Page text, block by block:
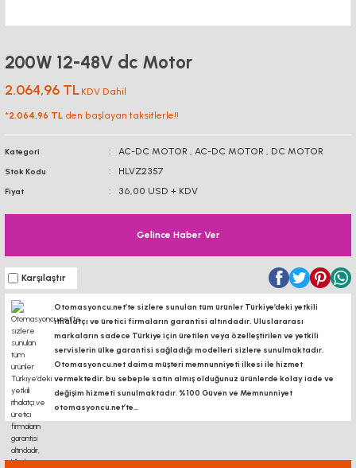
200W 12-48V dc Motor
2.064,96 TL KDV Dahil
*2.064,96 TL den başlayan taksitlerle!!
Kategori AC-DC MOTOR , AC-DC MOTOR , DC MOTOR
Stok Kodu HLVZ2357
Fiyat 36,00 USD + KDV
Gelince Haber Ver
Karşılaştır
Otomasyoncu.net’te sizlere sunulan tüm ürünler Türkiye’deki yetkili
ithalatçı ve üretici firmaların garantisi altındadır, Uluslararası
markaların sadece Türkiye için üretilen veya özelleştirilen ve yetkili
servislerin ülke garantisi sağladığı modelleri sizlere sunulmaktadır.
Otomasyoncu.net daima müşteri memnunniyeti ilkesi ile hizmet
vermektedir. bu sebeple satın almış olduğunuz ürünlerde kolay iade ve
değişim hizmeti sunulmaktadır. %100 Güven ve Memnunniyet
otomasyoncu.net’te...